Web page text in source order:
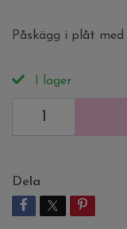
Påskägg i plåt
I lager
Dela